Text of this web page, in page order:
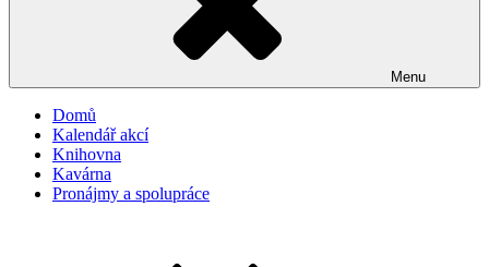
Menu
Domů
Kalendář akcí
Knihovna
Kavárna
Pronájmy a spolupráce